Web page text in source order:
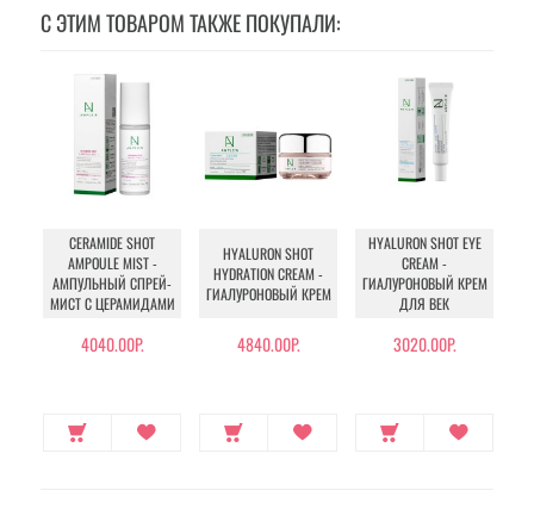
С ЭТИМ ТОВАРОМ ТАКЖЕ ПОКУПАЛИ:
CERAMIDE SHOT
AMPOULE MIST -
АМПУЛЬНЫЙ СПРЕЙ-
МИСТ С ЦЕРАМИДАМИ
4040.00Р.
HYALURON SHOT
HYDRATION CREAM -
ГИАЛУРОНОВЫЙ КРЕМ
4840.00Р.
HYALURON SHOT EYE
CREAM -
ГИАЛУРОНОВЫЙ КРЕМ
ДЛЯ ВЕК
3020.00Р.